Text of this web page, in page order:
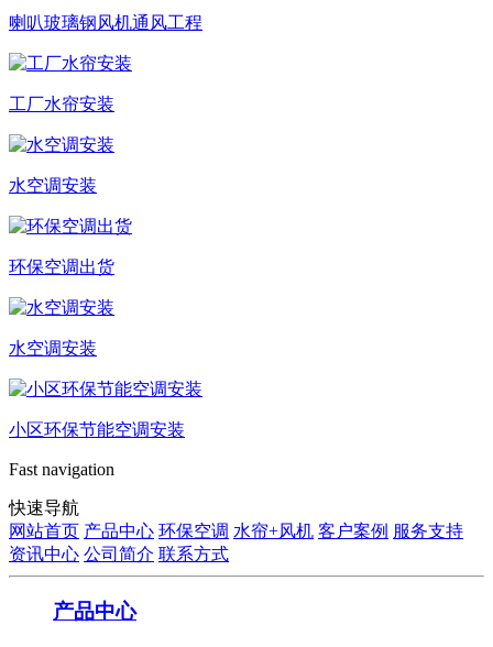
喇叭玻璃钢风机通风工程
工厂水帘安装
水空调安装
环保空调出货
水空调安装
小区环保节能空调安装
Fast navigation
快速导航
网站首页 产品中心 环保空调 水帘+风机 客户案例 服务支持
资讯中心 公司简介 联系方式
产品中心